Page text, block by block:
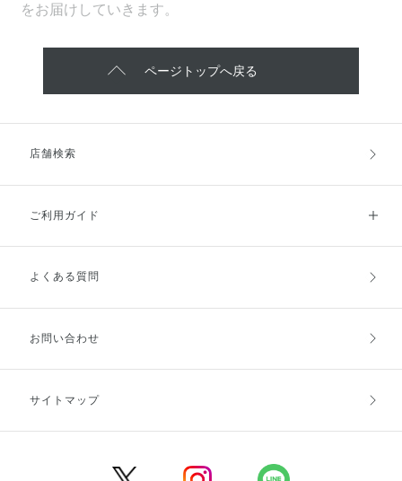
をお届けしていきます。
ページトップへ戻る
店舗検索
ご利用ガイド
ご利用ガイドトップ
お支払方法
キャンセル・返品・交換
よくある質問
お問い合わせ
サイトマップ